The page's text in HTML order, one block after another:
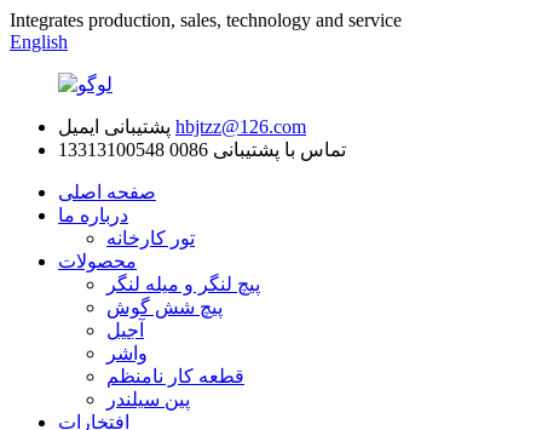
Integrates production, sales, technology and service
English
پشتیبانی ایمیل hbjtzz@126.com
تماس با پشتیبانی 0086 13313100548
صفحه اصلی
درباره ما
تور کارخانه
محصولات
پیچ لنگر و میله لنگر
پیچ شش گوش
آجیل
واشر
قطعه کار نامنظم
پین سیلندر
افتخارات